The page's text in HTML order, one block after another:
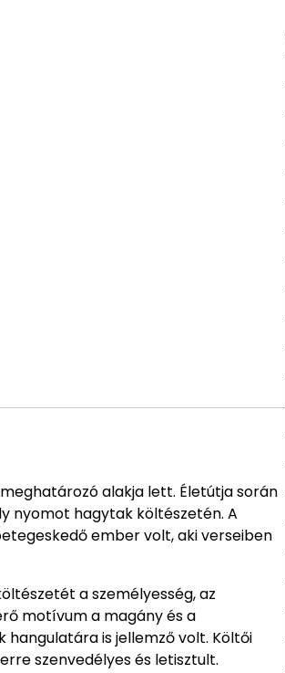
alakja lett. Életútja során
nyomot hagytak költészetén. A
ember volt, aki verseiben
a személyesség, az
motívum a magány és a
is jellemző volt. Költői
szenvedélyes és letisztult.